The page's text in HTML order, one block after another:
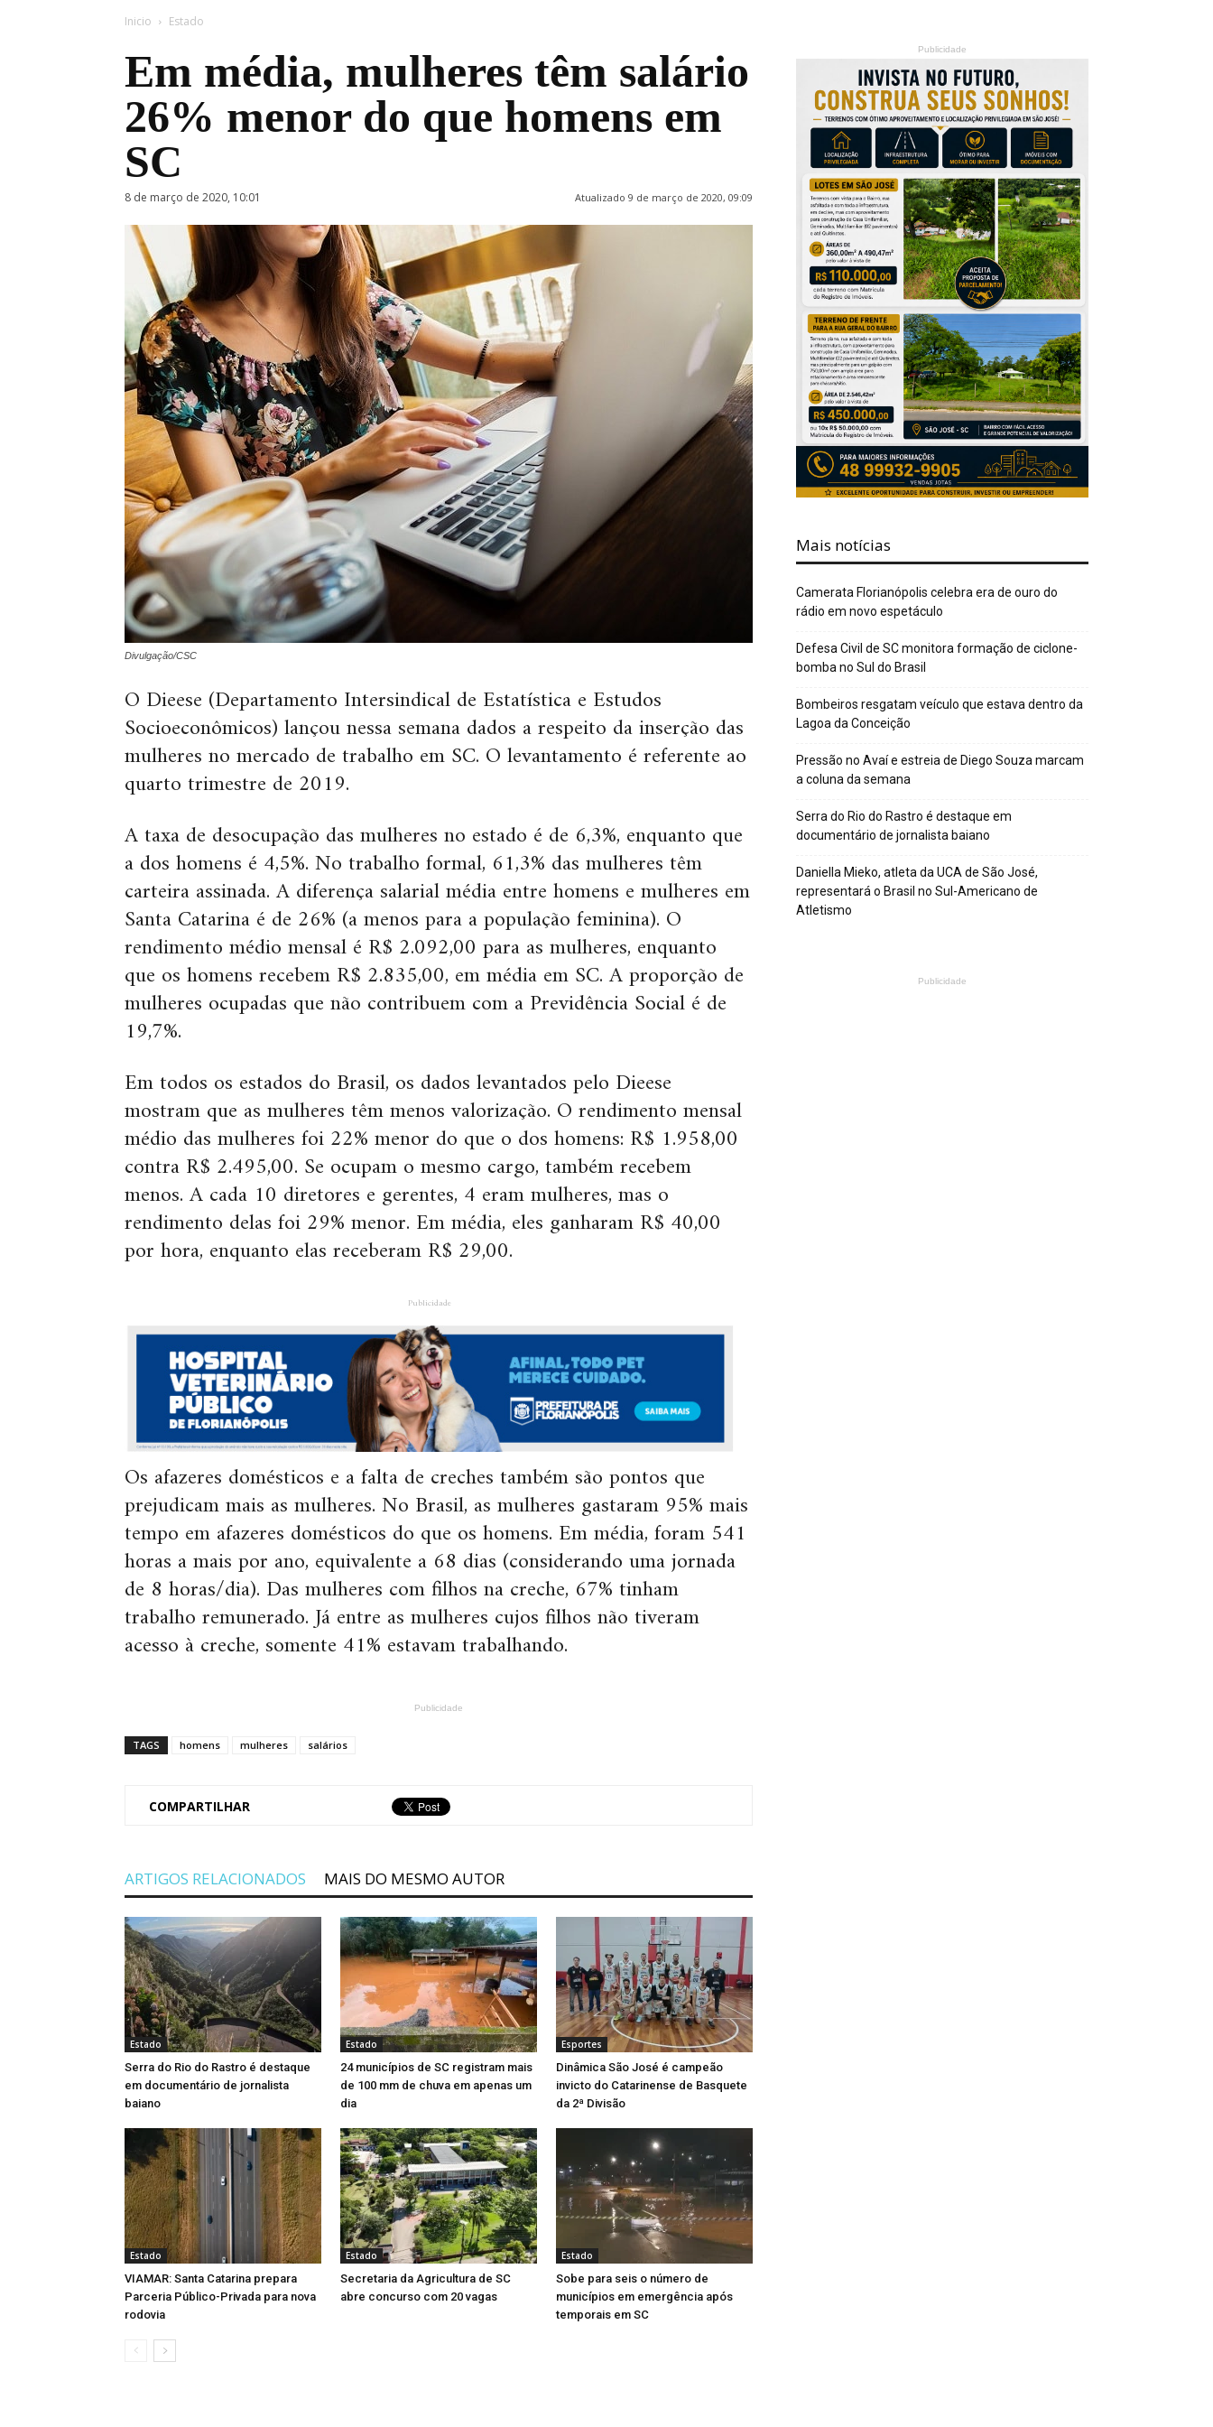
Inicio Estado
Em média, mulheres têm salário
26% menor do que homens em
SC
8 de março de 2020, 10:01 Atualizado 9 de março de 2020, 09:09
Divulgação/CSC
O Dieese (Departamento Intersindical de Estatística e Estudos
Socioeconômicos) lançou nessa semana dados a respeito da inserção das
mulheres no mercado de trabalho em SC. O levantamento é referente ao
quarto trimestre de 2019.
A taxa de desocupação das mulheres no estado é de 6,3%, enquanto que
a dos homens é 4,5%. No trabalho formal, 61,3% das mulheres têm
carteira assinada. A diferença salarial média entre homens e mulheres em
Santa Catarina é de 26% (a menos para a população feminina). O
rendimento médio mensal é R$ 2.092,00 para as mulheres, enquanto
que os homens recebem R$ 2.835,00, em média em SC. A proporção de
mulheres ocupadas que não contribuem com a Previdência Social é de
19,7%.
Em todos os estados do Brasil, os dados levantados pelo Dieese
mostram que as mulheres têm menos valorização. O rendimento mensal
médio das mulheres foi 22% menor do que o dos homens: R$ 1.958,00
contra R$ 2.495,00. Se ocupam o mesmo cargo, também recebem
menos. A cada 10 diretores e gerentes, 4 eram mulheres, mas o
rendimento delas foi 29% menor. Em média, eles ganharam R$ 40,00
por hora, enquanto elas receberam R$ 29,00.
Publicidade
Os afazeres domésticos e a falta de creches também são pontos que
prejudicam mais as mulheres. No Brasil, as mulheres gastaram 95% mais
tempo em afazeres domésticos do que os homens. Em média, foram 541
horas a mais por ano, equivalente a 68 dias (considerando uma jornada
de 8 horas/dia). Das mulheres com filhos na creche, 67% tinham
trabalho remunerado. Já entre as mulheres cujos filhos não tiveram
acesso à creche, somente 41% estavam trabalhando.
Publicidade
TAGS homens mulheres salários
COMPARTILHAR
ARTIGOS RELACIONADOS MAIS DO MESMO AUTOR
Estado
Serra do Rio do Rastro é destaque
em documentário de jornalista
baiano
Estado
24 municípios de SC registram mais
de 100 mm de chuva em apenas um
dia
Esportes
Dinâmica São José é campeão
invicto do Catarinense de Basquete
da 2ª Divisão
Estado
VIAMAR: Santa Catarina prepara
Parceria Público-Privada para nova
rodovia
Estado
Secretaria da Agricultura de SC
abre concurso com 20 vagas
Estado
Sobe para seis o número de
municípios em emergência após
temporais em SC
Publicidade
Mais notícias
Camerata Florianópolis celebra era de ouro do
rádio em novo espetáculo
Defesa Civil de SC monitora formação de ciclone-
bomba no Sul do Brasil
Bombeiros resgatam veículo que estava dentro da
Lagoa da Conceição
Pressão no Avaí e estreia de Diego Souza marcam
a coluna da semana
Serra do Rio do Rastro é destaque em
documentário de jornalista baiano
Daniella Mieko, atleta da UCA de São José,
representará o Brasil no Sul-Americano de
Atletismo
Publicidade